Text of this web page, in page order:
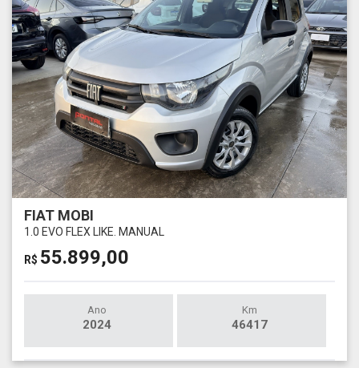
FIAT MOBI
1.0 EVO FLEX LIKE. MANUAL
R$ 55.899,00
Ano
2024
Km
46417